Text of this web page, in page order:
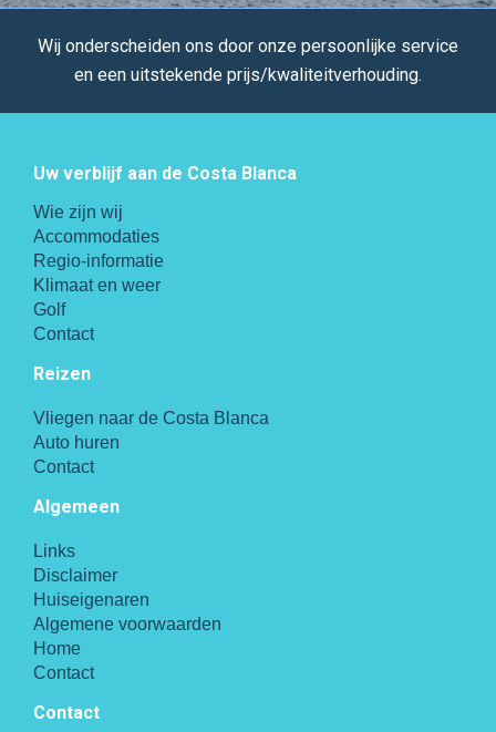
Wij onderscheiden ons door onze persoonlijke service
en een uitstekende prijs/kwaliteitverhouding.
Uw verblijf aan de Costa Blanca
Wie zijn wij
Accommodaties
Regio-informatie
Klimaat en weer
Golf
Contact
Reizen
Vliegen naar de Costa Blanca
Auto huren
Contact
Algemeen
Links
Disclaimer
Huiseigenaren
Algemene voorwaarden
Home
Contact
Contact